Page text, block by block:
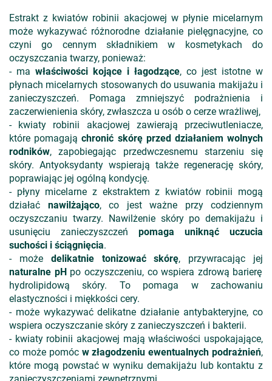
Estrakt z kwiatów robinii akacjowej w płynie micelarnym
może wykazywać różnorodne działanie pielęgnacyjne, co
czyni go cennym składnikiem w kosmetykach do
oczyszczania twarzy, ponieważ:
- ma właściwości kojące i łagodzące, co jest istotne w
płynach micelarnych stosowanych do usuwania makijażu i
zanieczyszczeń. Pomaga zmniejszyć podrażnienia i
zaczerwienienia skóry, zwłaszcza u osób o cerze wrażliwej,
- kwiaty robinii akacjowej zawierają przeciwutleniacze,
które pomagająchronić skórę przed działaniem wolnych
rodników, zapobiegając przedwczesnemu starzeniu się
skóry. Antyoksydanty wspierają także regenerację skóry,
poprawiając jej ogólną kondycję.
- płyny micelarne z ekstraktem z kwiatów robinii mogą
działać nawilżająco, co jest ważne przy codziennym
oczyszczaniu twarzy. Nawilżenie skóry po demakijażu i
usunięciu zanieczyszczeń pomaga uniknąć uczucia
suchości i ściągnięcia.
- może delikatnie tonizować skórę, przywracając jej
naturalne pHpo oczyszczeniu, co wspiera zdrową barierę
hydrolipidową skóry. To pomaga w zachowaniu
elastyczności i miękkości cery.
- może wykazywać delikatne działanie antybakteryjne, co
wspiera oczyszczanie skóry z zanieczyszczeń i bakterii.
- kwiaty robinii akacjowej mają właściwości uspokajające,
co może pomóc w złagodzeniu ewentualnych podrażnień,
które mogą powstać w wyniku demakijażu lub kontaktu z